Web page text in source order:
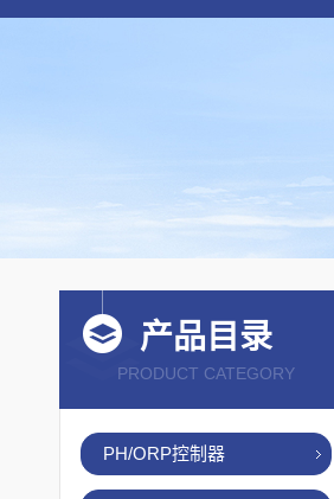
产品目录
PRODUCT CATEGORY
PH/ORP控制器